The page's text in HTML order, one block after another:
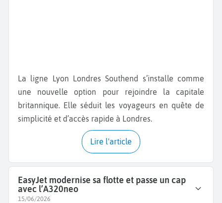
La ligne Lyon Londres Southend s’installe comme
une nouvelle option pour rejoindre la capitale
britannique. Elle séduit les voyageurs en quête de
simplicité et d’accès rapide à Londres.
Lire l'article
EasyJet modernise sa flotte et passe un cap
avec l’A320neo
15/06/2026